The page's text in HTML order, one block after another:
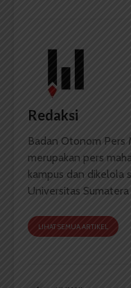
Redaksi
Badan Otonom Pers
merupakan pers
kampus dan dikelola
Universitas
LIHAT SEMUA ARTIKEL